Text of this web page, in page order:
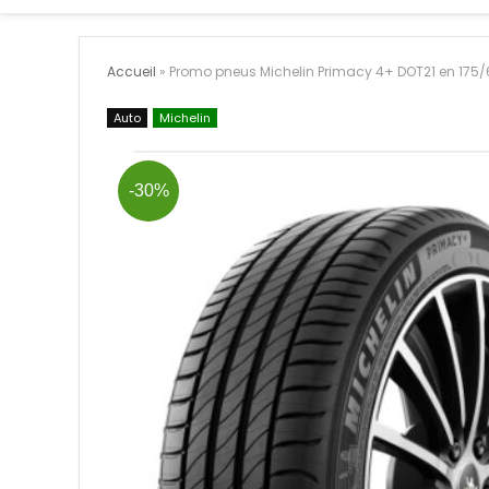
Accueil » Promo pneus Michelin Primacy 4+ DOT21 en 175/
Auto Michelin
-30%
Bon plan : ULTENIC Aspirateur
Balai Sans Fil
Bon
150 cm